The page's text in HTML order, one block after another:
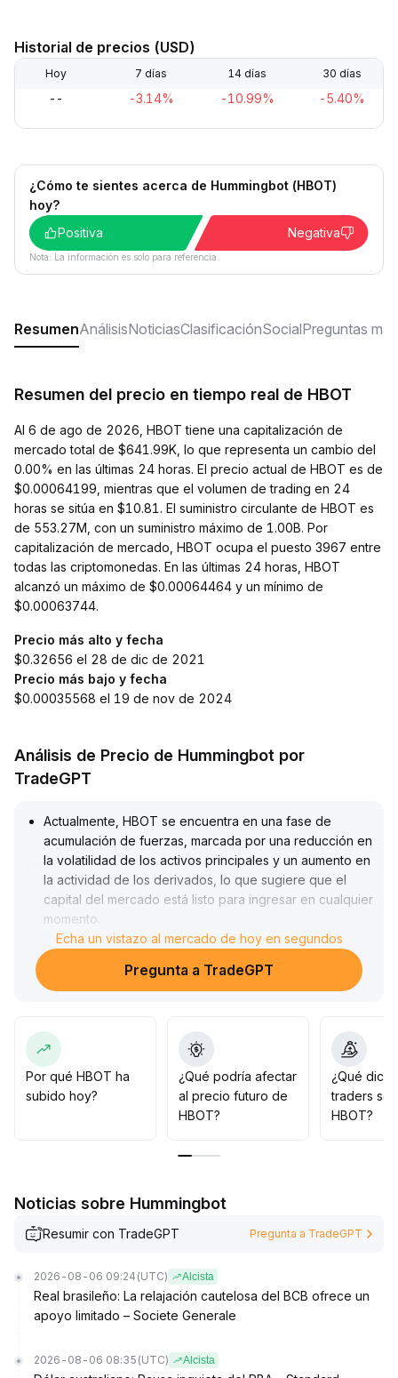
Historial de precios (USD)
Hoy 7 días 14 días 30 días
-- -3.14% -10.99% -5.40%
¿Cómo te sientes acerca de Hummingbot (HBOT)
hoy?
Positiva
Negativa
Nota: La información es solo para referencia.
ResumenAnálisisNoticiasClasificaciónSocialPreguntas
Resumen del precio en tiempo real de HBOT
Al 6 de ago de 2026, HBOT tiene una capitalización de
mercado total de $641.99K, lo que representa un cambio del
0.00% en las últimas 24 horas. El precio actual de HBOT es de
$0.00064199, mientras que el volumen de trading en 24
horas se sitúa en $10.81. El suministro circulante de HBOT es
de 553.27M, con un suministro máximo de 1.00B. Por
capitalización de mercado, HBOT ocupa el puesto 3967 entre
todas las criptomonedas. En las últimas 24 horas, HBOT
alcanzó un máximo de $0.00064464 y un mínimo de
$0.00063744.
Precio más alto y fecha
$0.32656 el 28 de dic de 2021
Precio más bajo y fecha
$0.00035568 el 19 de nov de 2024
Análisis de Precio de Hummingbot por
TradeGPT
Actualmente, HBOT se encuentra en una fase de
acumulación de fuerzas, marcada por una reducción en
la volatilidad de los activos principales y un aumento en
la actividad de los derivados, lo que sugiere que el
capital del mercado está listo para ingresar en cualquier
momento
Si el mercado supera la resistencia clave (se
recomienda prestar atención a una subida dentro del
+5% en la zona de presión reciente como señal de
logrando una ampliación sinérgica de liquidez y precio,
con espacio visible para una subida en etapas
Sin embargo, se debe advertir sobre los riesgos
amplificados por el alto apalancamiento, ya que
eventos negativos inesperados pueden provocar
Recomendación operativa: seguir de cerca el
importancia a la gestión de posiciones y la disciplina de
toma de ganancias y pérdidas, y evitar tomar grandes
Echa un vistazo al mercado de hoy en segundos
Pregunta a TradeGPT
Por qué HBOT ha
subido hoy?
¿Qué podría afectar
al precio futuro de
HBOT?
¿Qué
traders
HBOT?
Noticias sobre Hummingbot
Resumir con TradeGPT Pregunta a TradeGPT
2026-08-06 09:24 (UTC) Alcista
Real brasileño: La relajación cautelosa del BCB ofrece un
apoyo limitado – Societe Generale
2026-08-06 08:35 (UTC) Alcista